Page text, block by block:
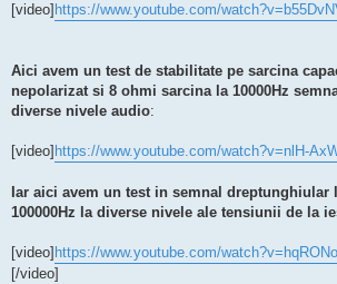
[video] https://www.youtube.com/
Aici avem un test de stabilitate pe sarcina
nepolarizat si 8 ohmi sarcina la 10000Hz
diverse nivele audio:
[video] https://www.youtube.com/watch?v=nlH-
Iar aici avem un test in semnal dreptunghiular
100000Hz la diverse nivele ale tensiunii de la
[video] https://www.youtube.com/
[/video]